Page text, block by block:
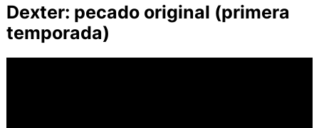
Dexter: pecado original (primera
temporada)